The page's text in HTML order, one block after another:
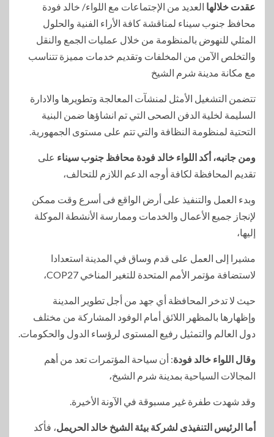
عقدت خلالها العديد من الإجتماعات مع اللواء/ خالد فودة
محافظ جنوب سيناء لمناقشة كافة الأراء الفنية والحلول
المثلي للنهوض بالمنظومة من خلال عمليات الجمع والنقل
والتخلص الآمن من المخلفات وتقديم خدمات مميزة تتناسب
مع مكانة مدينة شرم الشيخ
تتضمن التشغيل الأمثل لمنشآت المعالجة وتطويرها والادارة
السليمة لخلية الدفن الصحى التي تم انشاؤها ضمن البنية
التحتية لمنظومة النظافة والتي تتم على مستوى الجمهورية.
ومن جانبه، أكد اللواء خالد فودة محافظ جنوب سيناء على
تقديم المحافظة لكافة أوجه الدعم اللازم للتحالف،
وبدء العمل والتنفيذ على أرض الواقع فى أسرع وقت ممكن
لإنجاز جميع الأعمال والخدمات وممارسة الأنشطة الموكلة
إليها،
مشيرا إلى العمل على قدم وساق في المدينة استعدادا
لاستضافة مؤتمر الأمم المتحدة للتغير المناخي COP27،
حيث لا تدخر المحافظة أي جهد من أجل تطوير المدينة
وإظهارها بالمظهر اللائق أمام الوفود المشاركة من مختلف
دول العالم والتمثيل رفيع المستوى لرؤساء الدول والحكومات.
وقال اللواء خالد فودة: أن سياحة المؤتمرات تعد من أهم
المجالات السياحية بمدينة شرم الشيخ،
وقد شهدت طفرة غير مسبوقة في الآونة الأخيرة.
أما الرئيس التنفيذى لشركة بيئة الشيخ خالد الحريمل، فأكد